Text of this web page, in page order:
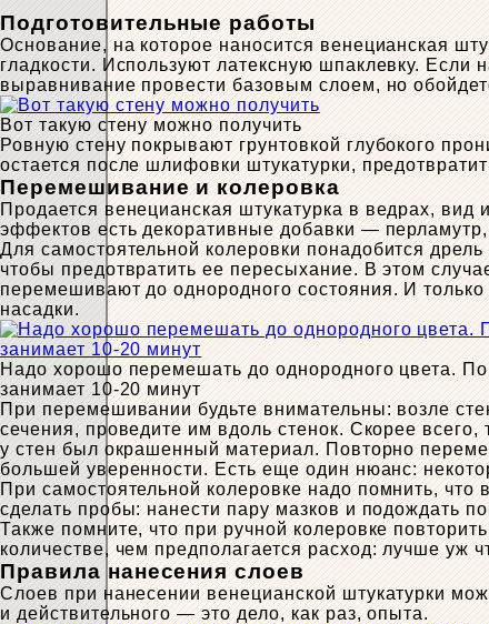
Подготовительные работы
Основание, на которое наносится венецианская
гладкости. Используют латексную шпаклевку. Если
выравнивание провести базовым слоем, но
Вот такую стену можно получить
Ровную стену покрывают грунтовкой глубокого
остается после шлифовки штукатурки,
Перемешивание и колеровка
Продается венецианская штукатурка в ведрах,
эффектов есть декоративные добавки —
Для самостоятельной колеровки понадобится
чтобы предотвратить ее пересыхание. В этом
перемешивают до однородного состояния. И
насадки.
Надо хорошо перемешать до однородного цвета.
занимает 10-20 минут
При перемешивании будьте внимательны: возле
сечения, проведите им вдоль стенок. Скорее
у стен был окрашенный материал. Повторно
большей уверенности. Есть еще один нюанс:
При самостоятельной колеровке надо помнить,
сделать пробы: нанести пару мазков и подождать
Также помните, что при ручной колеровке
количестве, чем предполагается расход: лучше уж
Правила нанесения слоев
Слоев при нанесении венецианской штукатурки
и действительного — это дело, как раз, опыта.